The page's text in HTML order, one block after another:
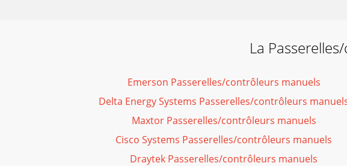
La
Emerson Passerelles/contrôleurs manuels
Delta Energy Systems Passerelles/contrôleurs
Maxtor Passerelles/contrôleurs manuels
Cisco Systems Passerelles/contrôleurs manuels
Draytek Passerelles/contrôleurs manuels